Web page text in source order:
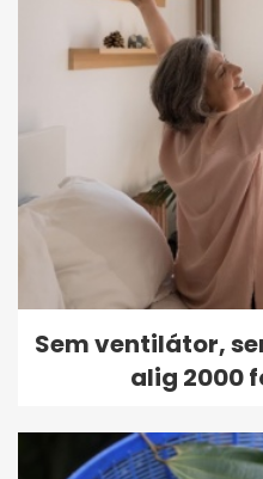
Sem ventilátor,
alig 2000